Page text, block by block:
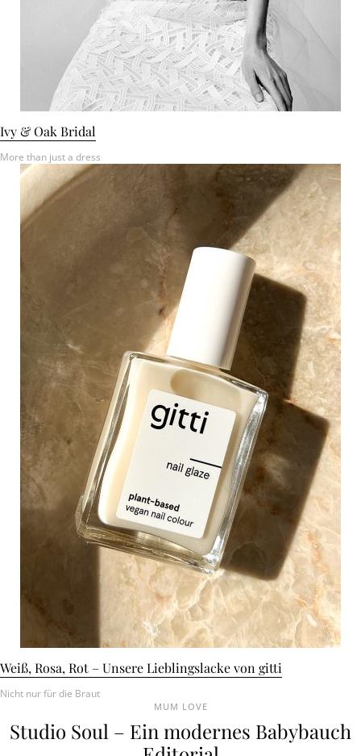
Ivy & Oak Bridal
More than just a dress
Weiß, Rosa, Rot – Unsere Lieblingslacke von gitti
Nicht nur für die Braut
MUM LOVE
Studio Soul – Ein modernes Babybauch